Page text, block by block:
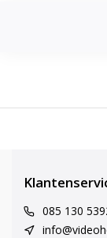
085 130